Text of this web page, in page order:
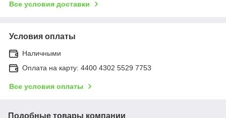
Все условия доставки
Условия оплаты
Наличными
Оплата на карту: 4400 4302 5529 7753
Все условия оплаты
Подобные товары компании